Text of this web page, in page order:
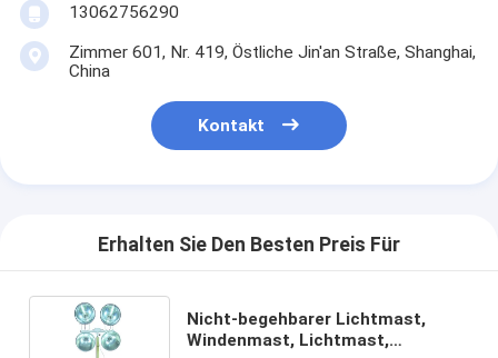
13062756290
Zimmer 601, Nr. 419, Östliche Jin'an Straße, Shanghai,
China
Kontakt
Erhalten Sie Den Besten Preis Für
Nicht-begehbarer Lichtmast,
Windenmast, Lichtmast,